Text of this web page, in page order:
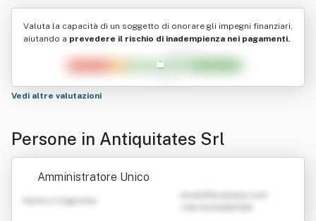
Valuta la capacità di un soggetto di onorare gli impegni finanziari,
aiutando a prevedere il rischio di inadempienza nei pagamenti.
Vedi altre valutazioni
Persone in Antiquitates Srl
Amministratore Unico
Nome e Cognome